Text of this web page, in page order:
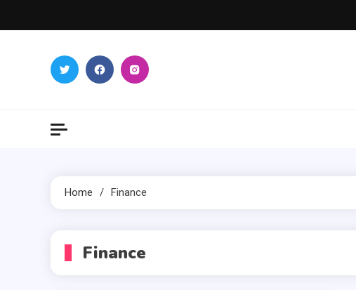
to
Home Finance
Finance